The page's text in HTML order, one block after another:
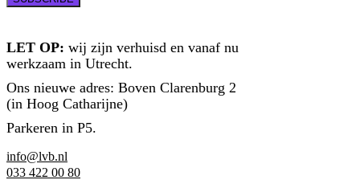
LET OP: wij zijn verhuisd en vanaf nu
werkzaam in Utrecht.
Ons nieuwe adres: Boven Clarenburg 2
(in Hoog Catharijne)
Parkeren in P5.
info@lvb.nl
033 422 00 80